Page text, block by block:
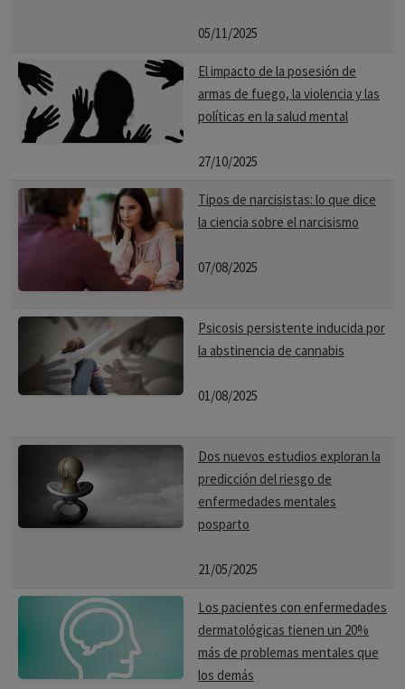
05/11/2025
El impacto de la posesión de
armas de fuego, la violencia y las
políticas en la salud mental
27/10/2025
Tipos de narcisistas: lo que dice
la ciencia sobre el narcisismo
07/08/2025
Psicosis persistente inducida por
la abstinencia de cannabis
01/08/2025
Dos nuevos estudios exploran la
predicción del riesgo de
enfermedades mentales
posparto
21/05/2025
Los pacientes con enfermedades
dermatológicas tienen un 20%
más de problemas mentales que
los demás